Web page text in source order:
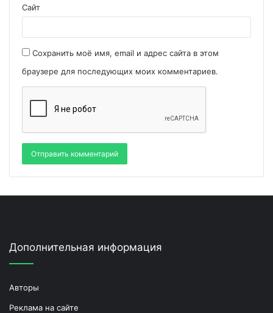
Сайт
Сохранить моё имя, email и адрес сайта в этом
браузере для последующих моих комментариев.
Дополнительная информация
Авторы
Реклама на сайте